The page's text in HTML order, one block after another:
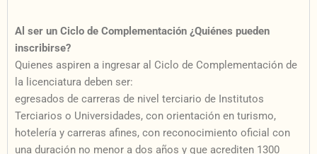
Al ser un Ciclo de Complementación ¿Quiénes pueden
inscribirse?
Quienes aspiren a ingresar al Ciclo de Complementación de
la licenciatura deben ser:
egresados de carreras de nivel terciario de Institutos
Terciarios o Universidades, con orientación en turismo,
hotelería y carreras afines, con reconocimiento oficial con
una duración no menor a dos años y que acrediten 1300